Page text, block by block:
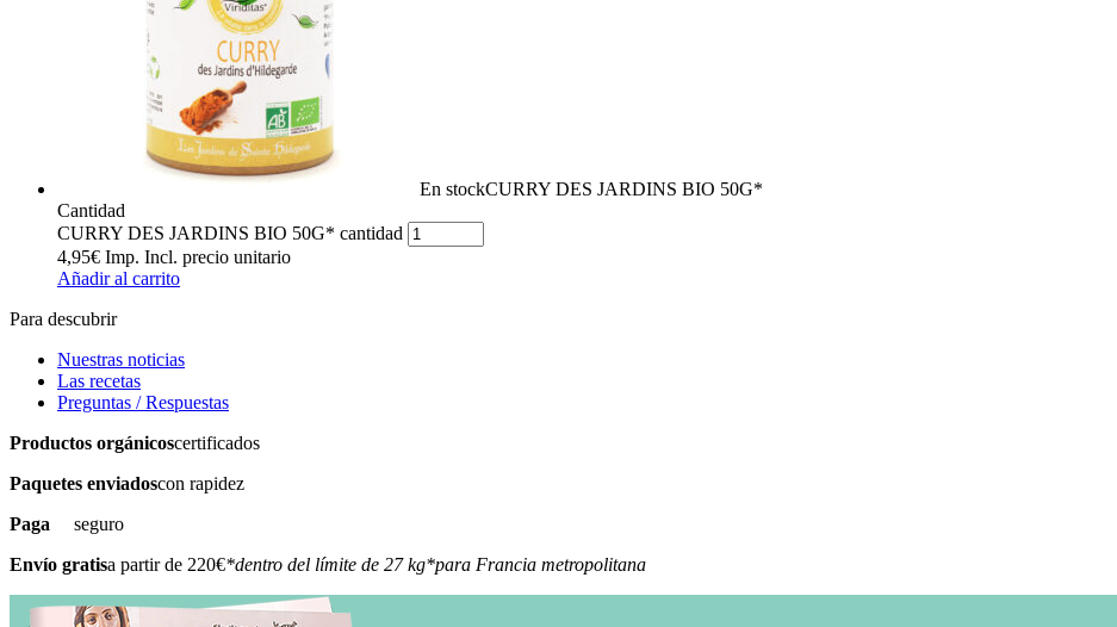
En stockCURRY DES JARDINS BIO 50G*
Cantidad
CURRY DES JARDINS BIO 50G* cantidad
4,95€ Imp. Incl. precio unitario
Añadir al carrito
Para descubrir
Nuestras noticias
Las recetas
Preguntas / Respuestas
Productos orgánicoscertificados
Paquetes enviadoscon rapidez
Paga seguro
Envío gratisa partir de 220€*dentro del límite de 27 kg*para Francia metropolitana